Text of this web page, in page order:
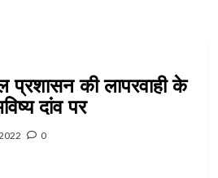
प्रशासन की लापरवाही के
दांव पर
0